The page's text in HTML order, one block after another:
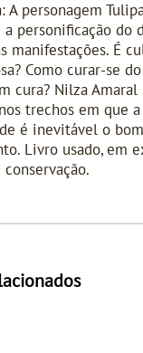
A personagem
a personificação do
manifestações. É
Como curar-se
cura? Nilza Amaral
trechos em que a
é inevitável o
Livro usado, em